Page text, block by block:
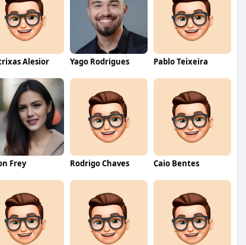
Alesior Yago Rodrigues Pablo Teixeira
Frey Rodrigo Chaves Caio Bentes